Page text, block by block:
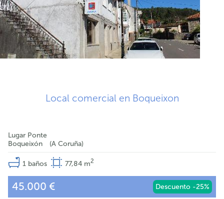
Local comercial en Boqueixon
Lugar Ponte
Boqueixón
A Coruña
1 baños 77,84 m2
45.000 € Descuento -25%